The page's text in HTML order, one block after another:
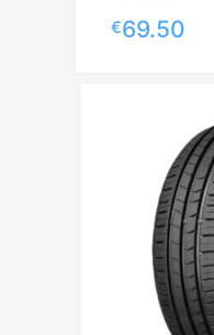
€69.50